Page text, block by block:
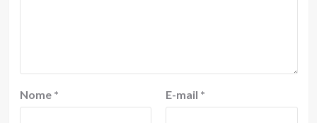
Nome * E-mail *